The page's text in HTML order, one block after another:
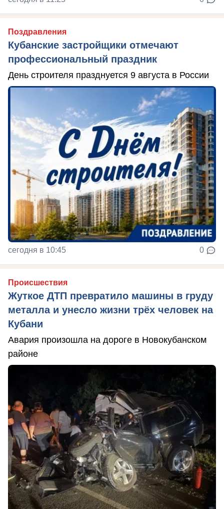
Поздравления
Кубанские застройщики отмечают
профессиональный праздник
День строителя празднуется 9 августа в России
сегодня в 10:45 0
Происшествия
Жуткое ДТП превратило машины в груду
металла и унесло жизни трёх человек на
Кубани
Авария произошла на дороге в Новокубанском
районе